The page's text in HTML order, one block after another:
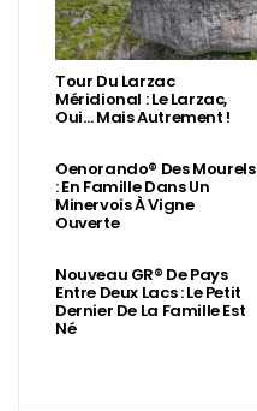
Tour Du Larzac
Méridional : Le Larzac,
Oui… Mais Autrement !
Oenorando® Des Mourels
: En Famille Dans Un
Minervois À Vigne
Ouverte
Nouveau GR® De Pays
Entre Deux Lacs : Le Petit
Dernier De La Famille Est
Né